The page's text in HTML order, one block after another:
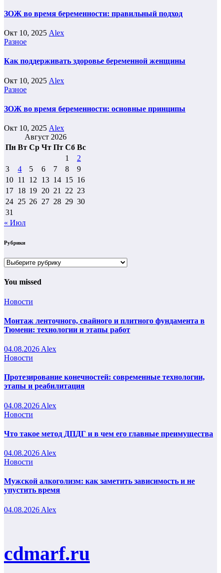
ЗОЖ во время беременности: правильный подход
Окт 10, 2025 Alex
Разное
Как поддерживать здоровье беременной женщины
Окт 10, 2025 Alex
Разное
ЗОЖ во время беременности: основные принципы
Окт 10, 2025 Alex
Август 2026
Пн Вт Ср Чт Пт Сб Вс
1
2
3
4 5 6 7 8
9
10 11 12 13 14 15 16
17 18 19 20 21 22 23
24 25 26 27 28 29 30
31
« Июл
Рубрики
Рубрики
You missed
Новости
Монтаж ленточного, свайного и плитного фундамента в
Тюмени: технологии и этапы работ
04.08.2026 Alex
Новости
Протезирование конечностей: современные технологии,
этапы и реабилитация
04.08.2026 Alex
Новости
Что такое метод ДПДГ и в чем его главные преимущества
04.08.2026 Alex
Новости
Мужской алкоголизм: как заметить зависимость и не
упустить время
04.08.2026 Alex
cdmarf.ru